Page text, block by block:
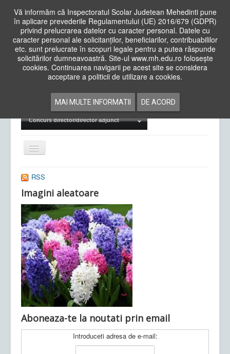
Vă informăm că Inspectoratul Scolar Judetean Mehedinti pune
în aplicare prevederile Regulamentului (UE) 2016/679 (GDPR)
privind prelucrarea datelor cu caracter personal. Datele cu
caracter personal ale solicitanților, beneficiarilor, contribuabililor
etc. sunt prelucrate în scopuri legale pentru a putea răspunde
solicitărilor dumneavoastră. Site-ul www.mh.edu.ro folosește
cookies. Continuarea navigarii pe acest site se considera
acceptare a politicii de utilizare a cookies.
MAI MULTE INFORMATII DE ACORD
Cauta
in
siteAcasa Cadre Didactice
Examene Naționale
Concurs director/director adjunct
Comută
navigarea
Ultimele articole: Vi, 04.11.2022 -
Județean Mehedinți
RSS
Imagini aleatoare
Aboneaza-te la noutati prin email
Introduceti adresa de e-mail: